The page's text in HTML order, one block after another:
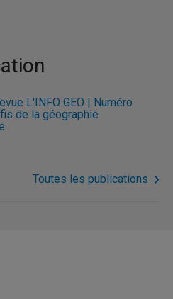
L'INFO GÉO | Numéro
de la géographie
Toutes les publications